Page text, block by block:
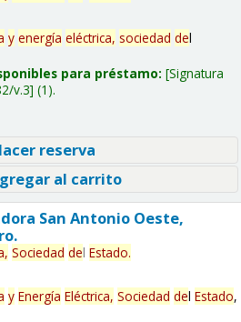
y energía eléctrica, sociedad del
para préstamo: Signatura
v.3 (1).
reserva
al carrito
San Antonio Oeste,
Sociedad del Estado.
y Energía Eléctrica, Sociedad del Estado,